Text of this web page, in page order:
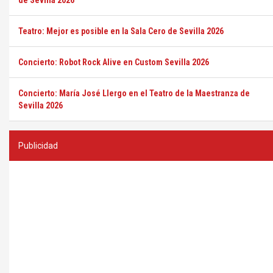
Teatro: Mejor es posible en la Sala Cero de Sevilla 2026
Concierto: Robot Rock Alive en Custom Sevilla 2026
Concierto: María José Llergo en el Teatro de la Maestranza de
Sevilla 2026
Publicidad